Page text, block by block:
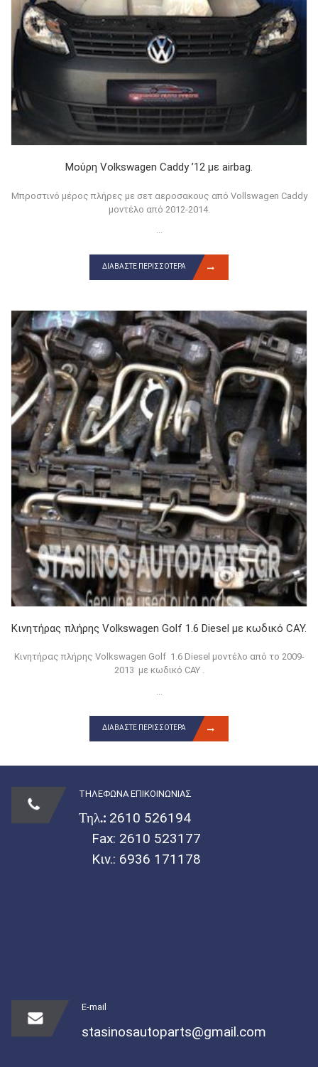
Μούρη Volkswagen Caddy ’12 με airbag.
Μπροστινό μέρος πλήρες με σετ αεροσακους από Vollswagen Caddy
μοντέλο από 2012-2014.
...
ΔΙΑΒΆΣΤΕ ΠΕΡΙΣΣΌΤΕΡΑ
Κινητήρας πλήρης Volkswagen Golf 1.6 Diesel με κωδικό CAY.
Κινητήρας πλήρης Volkswagen Golf 1.6 Diesel μοντέλο από το 2009-
2013 με κωδικό CAY .
ΔΙΑΒΆΣΤΕ ΠΕΡΙΣΣΌΤΕΡΑ
ΤΗΛΕΦΩΝΑ ΕΠΙΚΟΙΝΩΝΙΑΣ
Τηλ.: 2610 526194
Fax: 2610 523177
Κιν.: 6936 171178
E-mail
stasinosautoparts@gmail.com